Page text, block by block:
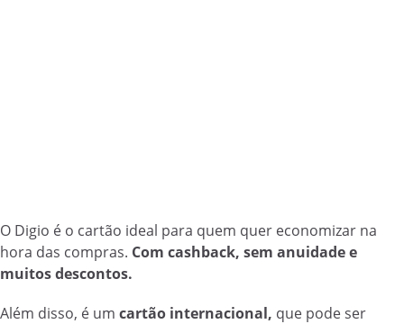
O Digio é o cartão ideal para quem quer economizar na
hora das compras. Com cashback, sem anuidade e
muitos descontos.
Além disso, é um cartão internacional, que pode ser